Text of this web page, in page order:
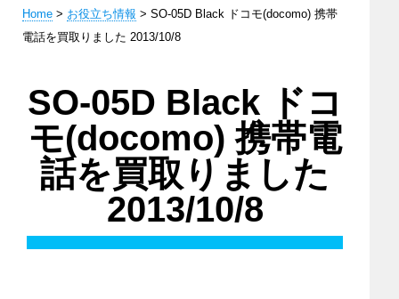
Home > お役立ち情報 > SO-05D Black ドコモ(docomo) 携帯
電話を買取りました 2013/10/8
SO-05D Black ドコ
モ(docomo) 携帯電
話を買取りました
2013/10/8